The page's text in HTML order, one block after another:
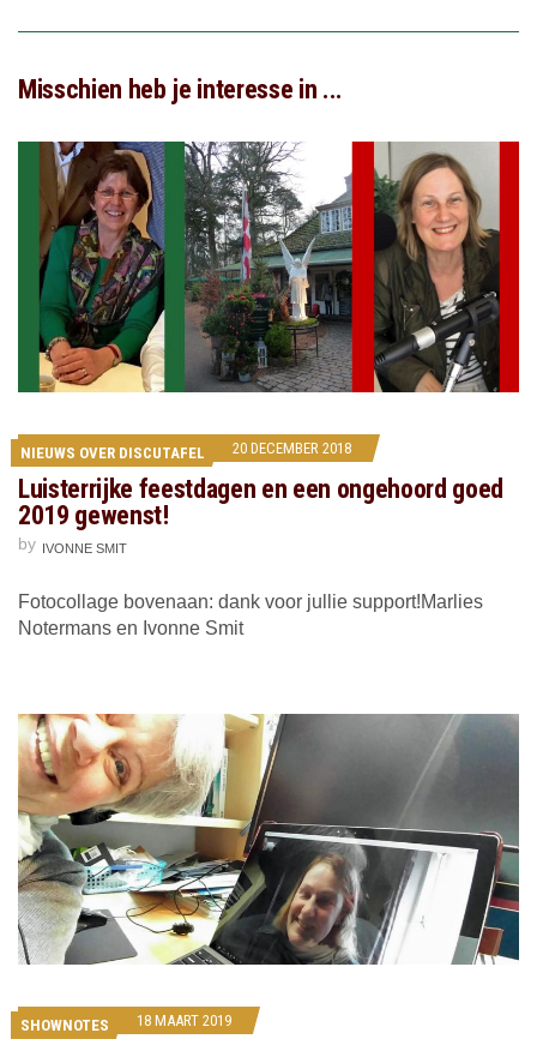
Misschien heb je interesse in ...
NIEUWS OVER DISCUTAFEL 20 DECEMBER 2018
Luisterrijke feestdagen en een ongehoord goed
2019 gewenst!
by IVONNE SMIT
Fotocollage bovenaan: dank voor jullie support!Marlies
Notermans en Ivonne Smit
SHOWNOTES 18 MAART 2019